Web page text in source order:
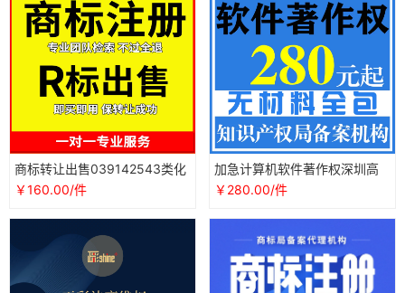
商标转让出售039142543类化
妆品服装食品标知识产权服务
￥160.00/件
加急计算机软件著作权深圳高
新申请软著版权登记全包知识
￥280.00/件